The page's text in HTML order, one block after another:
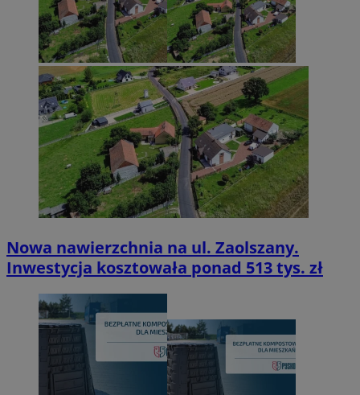
Nowa nawierzchnia na ul. Zaolszany.
Inwestycja kosztowała ponad 513 tys. zł